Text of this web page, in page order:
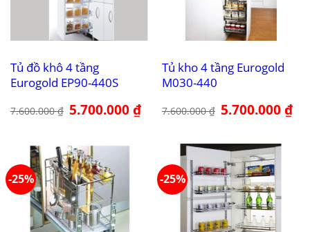
Tủ đồ khô 4 tầng
Eurogold EP90-440S
7.600.000₫ Giá
gốc
5.700.000₫Giá
hiện
5.700.000 ₫.
Tủ kho 4 tầng Eurogold
M030-440
7.600.000₫ Giá
gốc
5.700.000₫Giá
-25% -25%